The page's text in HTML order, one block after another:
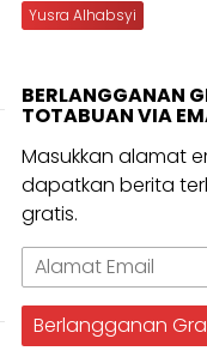
Yusra Alhabsyi
BERLANGGANAN
TOTABUAN VIA
Masukkan alamat
dapatkan berita
gratis.
Alamat
Email
Berlangganan